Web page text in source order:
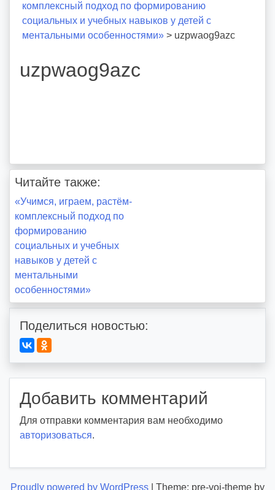
комплексный подход по формированию
социальных и учебных навыков у детей с
ментальными особенностями» > uzpwaog9azc
uzpwaog9azc
Читайте также:
Навигация
по
записям
«Учимся, играем, растëм-
комплексный подход по
формированию
социальных и учебных
навыков у детей с
ментальными
особенностями»
Поделиться новостью:
Добавить комментарий
Для отправки комментария вам необходимо
авторизоваться.
Proudly powered by WordPress Theme: pre-voi-theme by